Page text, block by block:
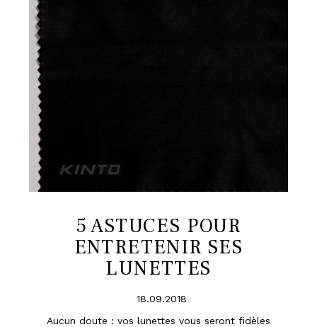
5 ASTUCES POUR
ENTRETENIR SES
LUNETTES
18.09.2018
Aucun doute : vos lunettes vous seront fidèles